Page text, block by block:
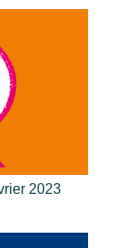
2023